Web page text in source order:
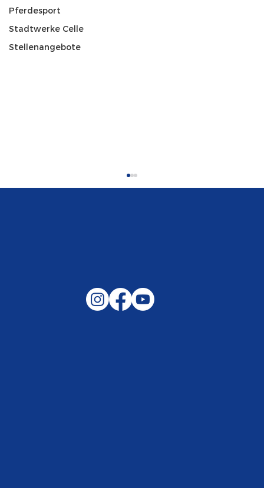
Pferdesport
Stadtwerke Celle
Stellenangebote
Nicht vergessen – am Freitag, den